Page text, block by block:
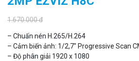
1.670.000 đ
– Chuấn nén H.265/H.264
– Cảm biến ảnh: 1/2,7″ Progressive Scan
– Độ phân giải 1920 x 1080